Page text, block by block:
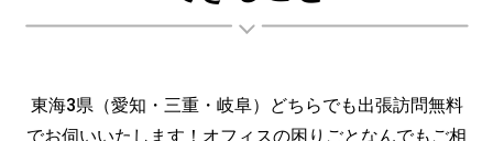
東海3県（愛知・三重・岐阜）どちらでも出張訪問無料
でお伺いいたします！オフィスの困りごとなんでもご相